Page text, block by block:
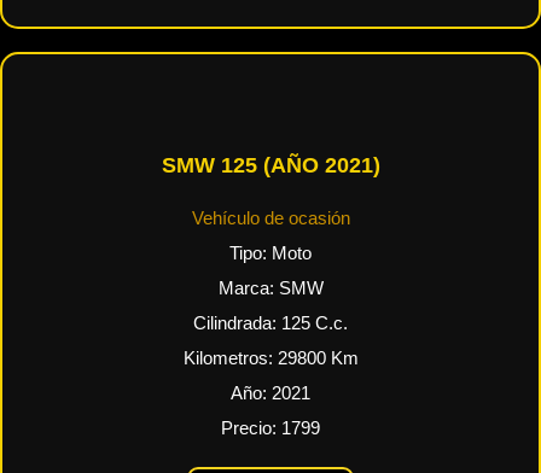
SMW 125 (AÑO 2021)
Vehículo de ocasión
Tipo: Moto
Marca: SMW
Cilindrada: 125 C.c.
Kilometros: 29800Km
Año: 2021
Precio: 1799